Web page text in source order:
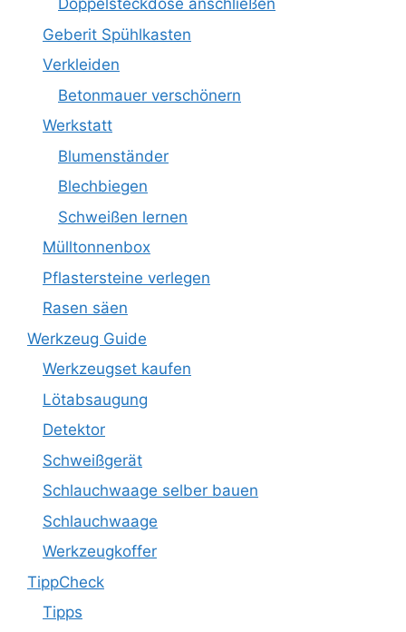
Doppelsteckdose anschließen
Geberit Spühlkasten
Verkleiden
Betonmauer verschönern
Werkstatt
Blumenständer
Blechbiegen
Schweißen lernen
Mülltonnenbox
Pflastersteine verlegen
Rasen säen
Werkzeug Guide
Werkzeugset kaufen
Lötabsaugung
Detektor
Schweißgerät
Schlauchwaage selber bauen
Schlauchwaage
Werkzeugkoffer
TippCheck
Tipps